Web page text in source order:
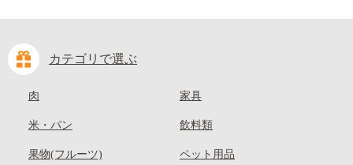
カテゴリで選ぶ
肉
米・パン
果物(フルーツ)
家具
飲料類
ペット用品